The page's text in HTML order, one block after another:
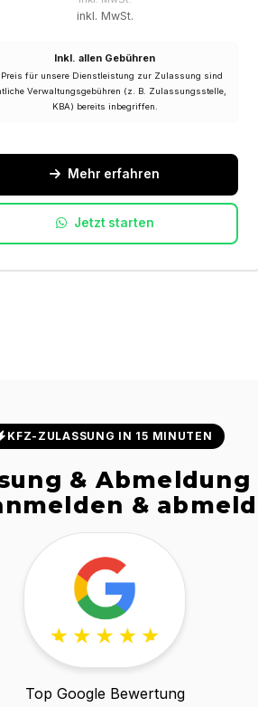
inkl. MwSt.
Inkl. allen Gebühren
Preis für unsere Dienstleistung zur Zulassung sind
Verwaltungsgebühren (z. B. Zulassungsstelle,
KBA) bereits inbegriffen.
Mehr erfahren
Jetzt starten
KFZ-ZULASSUNG IN 15 MINUTEN
&
&
Top Google Bewertung